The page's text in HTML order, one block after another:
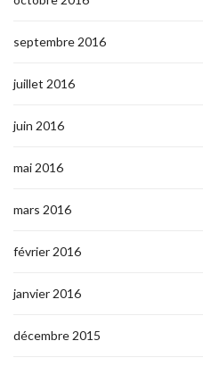
septembre 2016
juillet 2016
juin 2016
mai 2016
mars 2016
février 2016
janvier 2016
décembre 2015